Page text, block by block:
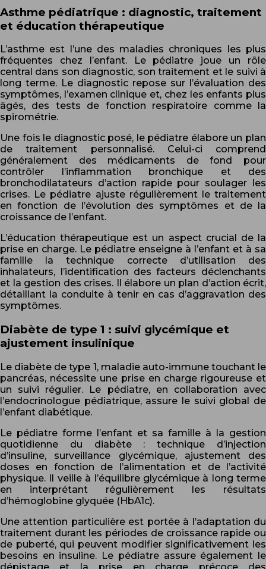
Asthme pédiatrique : diagnostic, traitement
et éducation thérapeutique
L’asthme est l’une des maladies chroniques les plus
fréquentes chez l’enfant. Le pédiatre joue un rôle
central dans son diagnostic, son traitement et le suivi à
long terme. Le diagnostic repose sur l’évaluation des
symptômes, l’examen clinique et, chez les enfants plus
âgés, des tests de fonction respiratoire comme la
spirométrie.
Une fois le diagnostic posé, le pédiatre élabore un plan
de traitement personnalisé. Celui-ci comprend
généralement des médicaments de fond pour
contrôler l’inflammation bronchique et des
bronchodilatateurs d’action rapide pour soulager les
crises. Le pédiatre ajuste régulièrement le traitement
en fonction de l’évolution des symptômes et de la
croissance de l’enfant.
L’éducation thérapeutique est un aspect crucial de la
prise en charge. Le pédiatre enseigne à l’enfant et à sa
famille la technique correcte d’utilisation des
inhalateurs, l’identification des facteurs déclenchants
et la gestion des crises. Il élabore un plan d’action écrit,
détaillant la conduite à tenir en cas d’aggravation des
symptômes.
Diabète de type 1 : suivi glycémique et
ajustement insulinique
Le diabète de type 1, maladie auto-immune touchant le
pancréas, nécessite une prise en charge rigoureuse et
un suivi régulier. Le pédiatre, en collaboration avec
l’endocrinologue pédiatrique, assure le suivi global de
l’enfant diabétique.
Le pédiatre forme l’enfant et sa famille à la gestion
quotidienne du diabète : technique d’injection
d’insuline, surveillance glycémique, ajustement des
doses en fonction de l’alimentation et de l’activité
physique. Il veille à l’équilibre glycémique à long terme
en interprétant régulièrement les résultats
d’hémoglobine glyquée (HbA1c).
Une attention particulière est portée à l’adaptation du
traitement durant les périodes de croissance rapide ou
de puberté, qui peuvent modifier significativement les
besoins en insuline. Le pédiatre assure également le
dépistage et la prise en charge précoce des